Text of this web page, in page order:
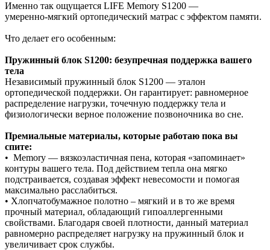
Именно так ощущается LIFE Memory S1200 —
умеренно‑мягкий ортопедический матрас с эффектом памяти.
Что делает его особенным:
Пружинный блок S1200: безупречная поддержка вашего
тела
Независимый пружинный блок S1200 — эталон
ортопедической поддержки. Он гарантирует: равномерное
распределение нагрузки, точечную поддержку тела и
физиологически верное положение позвоночника во сне.
Премиальные материалы, которые работаю пока вы
спите:
• Memory — вязкоэластичная пена, которая «запоминает»
контуры вашего тела. Под действием тепла она мягко
подстраивается, создавая эффект невесомости и помогая
максимально расслабиться.
• Хлопчатобумажное полотно – мягкий и в то же время
прочный материал, обладающий гипоаллергенными
свойствами. Благодаря своей плотности, данный материал
равномерно распределяет нагрузку на пружинный блок и
увеличивает срок службы.